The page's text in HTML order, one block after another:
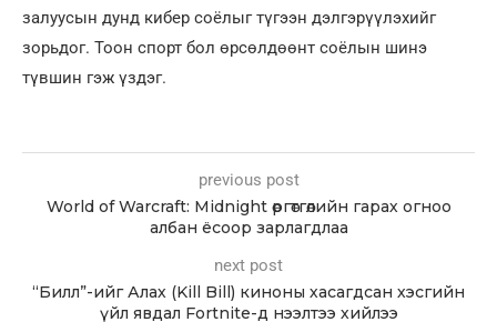
залуусын дунд кибер соёлыг түгээн дэлгэрүүлэхийг
зорьдог. Тоон спорт бол өрсөлдөөнт соёлын шинэ
түвшин гэж үздэг.
previous post
World of Warcraft: Midnight өргөтгөлийн гарах огноо
албан ёсоор зарлагдлаа
next post
“Билл”-ийг Алах (Kill Bill) киноны хасагдсан хэсгийн
үйл явдал Fortnite-д нээлтээ хийлээ